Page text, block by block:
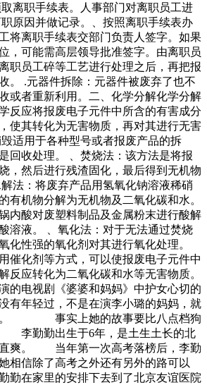
离职手续表。人事部门对离职员工进
原因并做记录。、按照离职手续表办
将离职手续表交部门负责人签字。如果
，可能需高层领导批准签字。由离职员
职员工碎等工艺进行处理之后，再把报
。 .元器件拆除：元器件被废弃了也不
或者重新利用。二、化学分解化学分解
反应将报废电子元件中所含的有害成分
使其转化为无害物质，再对其进行无害
适用于各种型号或者报废产品的拆
回收处理。 、焚烧法：该方法是将报
，然后进行残渣固化，最后得到无机物
法：将废弃产品用氢氧化钠溶液稀硝
有机物分解为无机物及二氧化碳和水。
内酸对废塑料制品及金属粉末进行酸解
溶液。 、氧化法：对于无法通过焚烧
化性强的氧化剂对其进行氧化处理。
催化剂等方式，可以使报废电子元件中
反应转化为二氧化碳和水等无害物质。
的电视剧《婆婆和妈妈》中护女心切的
年轻过，不是在演李小璐的妈妈，就
。 事实上她的故事要比八点档狗
李勤勤出生于6年，是土生土长的北
直爽。 当年第一次高考落榜后，李勤
相信除了高考之外还有另外的路可以
在家里的安排下去到了北京友谊医院